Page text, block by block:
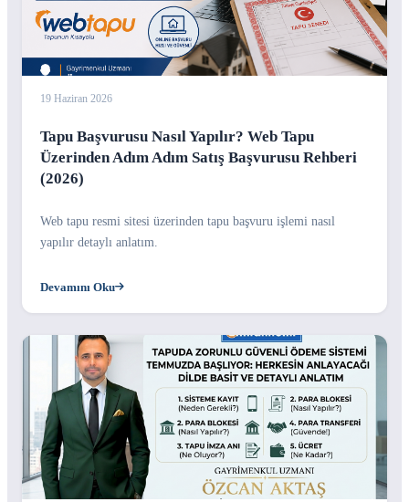
19 Haziran 2026
Tapu Başvurusu Nasıl Yapılır? Web Tapu
Üzerinden Adım Adım Satış Başvurusu Rehberi
(2026)
Web tapu resmi sitesi üzerinden tapu başvuru işlemi nasıl
yapılır detaylı anlatım.
Devamını Oku